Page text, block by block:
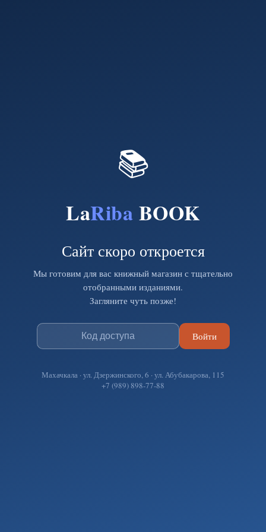
📚
LaRiba BOOK
Сайт скоро откроется
Мы готовим для вас книжный магазин с тщательно
отобранными изданиями.
Загляните чуть позже!
Войти
Махачкала · ул. Дзержинского, 6 · ул. Абубакарова, 115
+7 (989) 898-77-88